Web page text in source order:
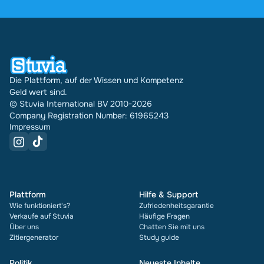
Die Plattform, auf der Wissen und Kompetenz
Geld wert sind.
© Stuvia International BV 2010-2026
Company Registration Number: 61965243
Impressum
Plattform
Wie funktioniert's?
Verkaufe auf Stuvia
Über uns
Zitiergenerator
Hilfe & Support
Zufriedenheitsgarantie
Häufige Fragen
Chatten Sie mit uns
Study guide